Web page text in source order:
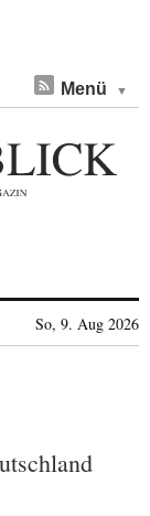
Menü
So, 9. Aug 2026